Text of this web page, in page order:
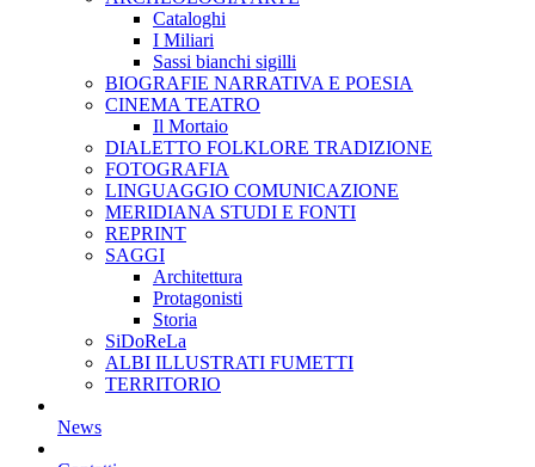
Cataloghi
I Miliari
Sassi bianchi sigilli
BIOGRAFIE NARRATIVA E POESIA
CINEMA TEATRO
Il Mortaio
DIALETTO FOLKLORE TRADIZIONE
FOTOGRAFIA
LINGUAGGIO COMUNICAZIONE
MERIDIANA STUDI E FONTI
REPRINT
SAGGI
Architettura
Protagonisti
Storia
SiDoReLa
ALBI ILLUSTRATI FUMETTI
TERRITORIO
News